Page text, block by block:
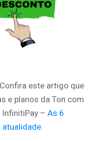
este artigo que
e planos da Ton com
– As 6